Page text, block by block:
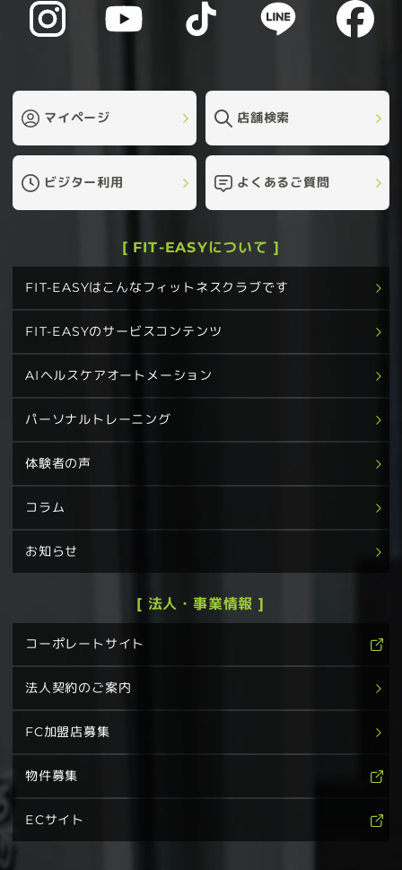
マイページ 店舗検索
ビジター利用 よくあるご質問
[ FIT-EASYについて ]
FIT-EASYはこんなフィットネスクラブです
FIT-EASYのサービスコンテンツ
AIヘルスケアオートメーション
パーソナルトレーニング
体験者の声
コラム
お知らせ
[ 法人・事業情報 ]
コーポレートサイト
法人契約のご案内
FC加盟店募集
物件募集
ECサイト